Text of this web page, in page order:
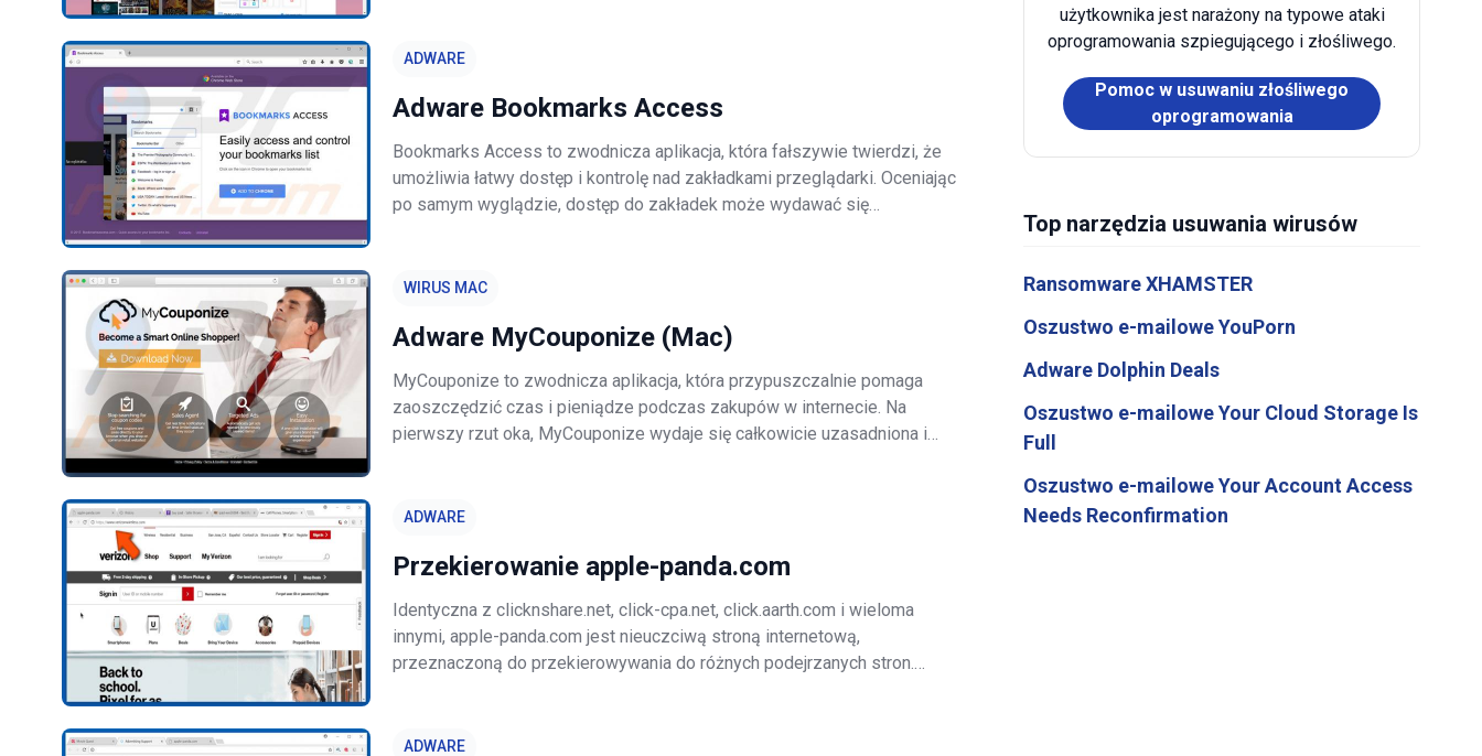
ADWARE
Adware Bookmarks Access
Bookmarks Access to zwodnicza aplikacja, która fałszywie twierdzi, że
umożliwia łatwy dostęp i kontrolę nad zakładkami przeglądarki. Oceniając
po samym wyglądzie, dostęp do zakładek może wydawać się
WIRUS MAC
Adware MyCouponize (Mac)
MyCouponize to zwodnicza aplikacja, która przypuszczalnie pomaga
zaoszczędzić czas i pieniądze podczas zakupów w internecie. Na
pierwszy rzut oka, MyCouponize wydaje się całkowicie uzasadniona i
ADWARE
Przekierowanie apple-panda.com
Identyczna z clicknshare.net, click-cpa.net, click.aarth.com i wieloma
innymi, apple-panda.com jest nieuczciwą stroną internetową,
przeznaczoną do przekierowywania do różnych podejrzanych stron.
ADWARE
użytkownika jest narażony na typowe ataki
oprogramowania szpiegującego i złośliwego.
Pomoc w usuwaniu złośliwego
oprogramowania
Top narzędzia usuwania wirusów
Ransomware XHAMSTER
Oszustwo e-mailowe YouPorn
Adware Dolphin Deals
Oszustwo e-mailowe Your Cloud Storage Is
Full
Oszustwo e-mailowe Your Account Access
Needs Reconfirmation